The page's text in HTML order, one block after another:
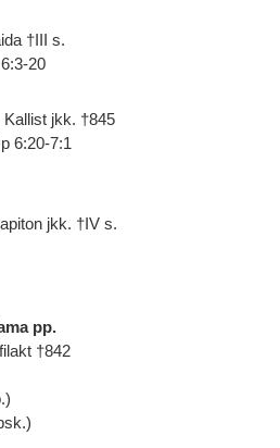
†III s.
20
jkk. †845
6:20-7:1
jkk. †IV s.
pp.
†842